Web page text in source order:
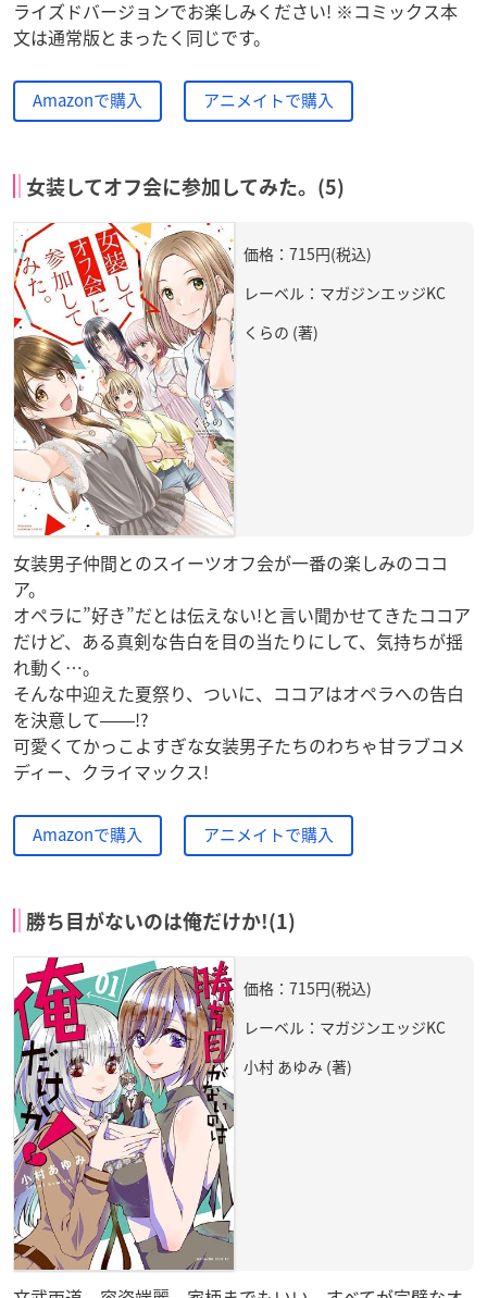
ライズドバージョンでお楽しみください! ※コミックス本
文は通常版とまったく同じです。
Amazonで購入 アニメイトで購入
女装してオフ会に参加してみた。(5)
価格：715円(税込)
レーベル：マガジンエッジKC
くらの (著)
女装男子仲間とのスイーツオフ会が一番の楽しみのココ
ア。
オペラに”好き”だとは伝えない!と言い聞かせてきたココア
だけど、ある真剣な告白を目の当たりにして、気持ちが揺
れ動く…。
そんな中迎えた夏祭り、ついに、ココアはオペラへの告白
を決意して――!?
可愛くてかっこよすぎな女装男子たちのわちゃ甘ラブコメ
ディー、クライマックス!
Amazonで購入 アニメイトで購入
勝ち目がないのは俺だけか!(1)
価格：715円(税込)
レーベル：マガジンエッジKC
小村 あゆみ (著)